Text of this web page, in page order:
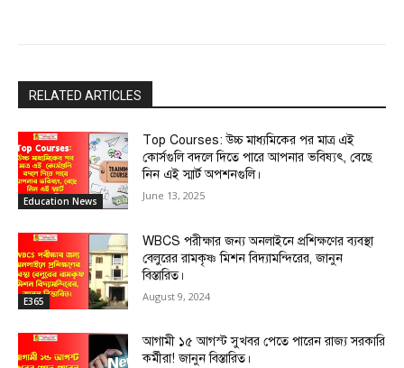
RELATED ARTICLES
Education News
Top Courses: উচ্চ মাধ্যমিকের পর মাত্র এই
কোর্সগুলি বদলে দিতে পারে আপনার ভবিষ্যৎ, বেছে
নিন এই স্মার্ট অপশনগুলি।
June 13, 2025
E365
WBCS পরীক্ষার জন্য অনলাইনে প্রশিক্ষণের ব্যবস্থা
বেলুরের রামকৃষ্ণ মিশন বিদ্যামন্দিরের, জানুন
বিস্তারিত।
August 9, 2024
আগামী ১৫ আগস্ট সুখবর পেতে পারেন রাজ্য সরকারি
কর্মীরা! জানুন বিস্তারিত।